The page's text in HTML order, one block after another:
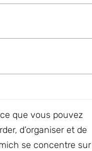
que vous pouvez
d’organiser et de
se concentre